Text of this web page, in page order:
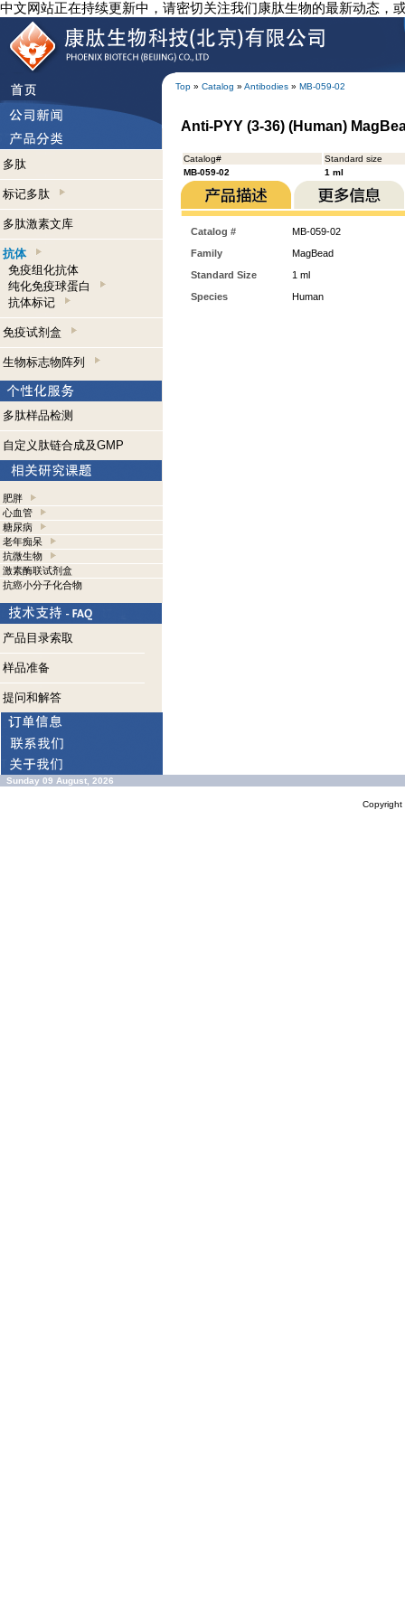
中文网站正在持续更新中，请密切关注我们康肽生物的最新动态，
Top » Catalog » Antibodies » MB-059-02
多肽
标记多肽
多肽激素文库
抗体
免疫组化抗体
纯化免疫球蛋白
抗体标记
免疫试剂盒
生物标志物阵列
多肽样品检测
自定义肽链合成及GMP
肥胖
心血管
糖尿病
老年痴呆
抗微生物
激素酶联试剂盒
抗癌小分子化合物
产品目录索取
样品准备
提问和解答
Anti-PYY (3-36) (Human)
Catalog#
Standard size
MB-059-02
1 ml
Catalog #
MB-059-02
Family
MagBead
Standard Size
1 ml
Species
Human
Sunday 09 August, 2026